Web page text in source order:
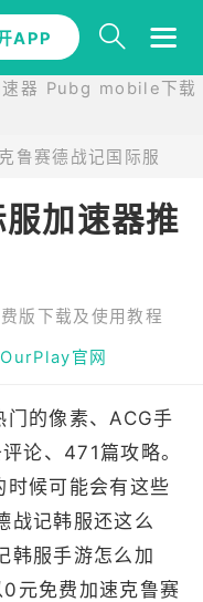
APP
器 Pubg mobile下载
克鲁赛德战记国际服韩服
加速器推
版下载及使用教程
OurPlay官网
门的像素、ACG手
论、471篇攻略。
时候可能会有这些
战记韩服还这么
韩服手游怎么加
元免费加速克鲁赛